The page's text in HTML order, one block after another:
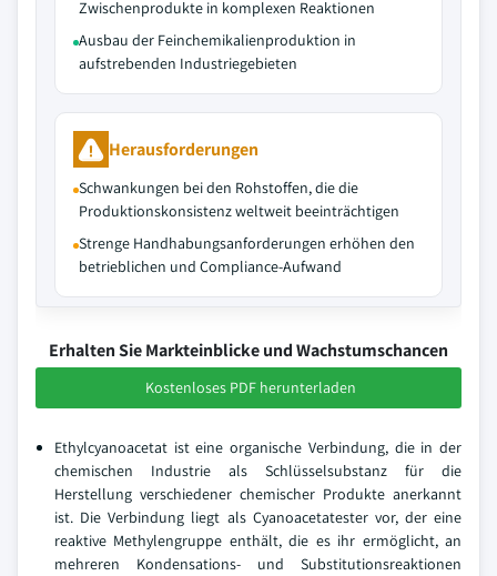
Zwischenprodukte in komplexen Reaktionen
Ausbau der Feinchemikalienproduktion in
aufstrebenden Industriegebieten
Herausforderungen
Schwankungen bei den Rohstoffen, die die
Produktionskonsistenz weltweit beeinträchtigen
Strenge Handhabungsanforderungen erhöhen den
betrieblichen und Compliance-Aufwand
Erhalten Sie Markteinblicke und Wachstumschancen
Kostenloses PDF herunterladen
Ethylcyanoacetat ist eine organische Verbindung, die in der
chemischen Industrie als Schlüsselsubstanz für die
Herstellung verschiedener chemischer Produkte anerkannt
ist. Die Verbindung liegt als Cyanoacetatester vor, der eine
reaktive Methylengruppe enthält, die es ihr ermöglicht, an
mehreren Kondensations- und Substitutionsreaktionen